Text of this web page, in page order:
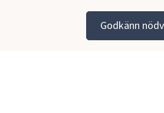
Godkänn
Vara kommun Bygga,